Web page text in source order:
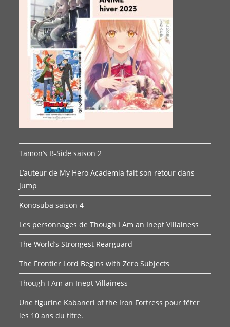
Tamon’s B-Side saison 2
L’auteur de My Hero Academia fait son retour dans
Jump
Konosuba saison 4
Les personnages de Though I Am an Inept Villainess
The World’s Strongest Rearguard
The Frontier Lord Begins with Zero Subjects
Though I Am an Inept Villainess
Une figurine Kabaneri of the Iron Fortress pour fêter
les 10 ans du titre.